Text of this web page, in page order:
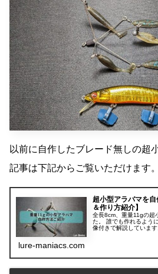
以前に自作したブレード無しの超
記事は下記からご覧いただけます。
超小型アラバマを
＆作り方紹介】
全長8cm、重量11gの超
た。 誰でも作れるよう
像付きで解説していま
lure-maniacs.com